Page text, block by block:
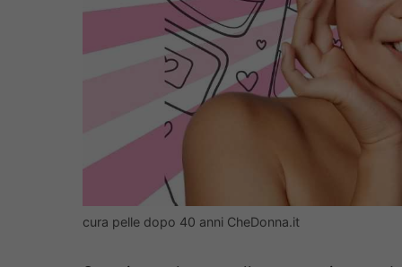
cura pelle dopo 40 anni CheDonna.it